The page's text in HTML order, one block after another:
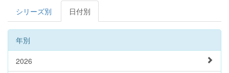
シリーズ別 日付別
年別
2026